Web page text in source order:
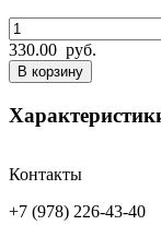
330.00 руб.
В корзину
Контакты
+7 (978) 226-43-40